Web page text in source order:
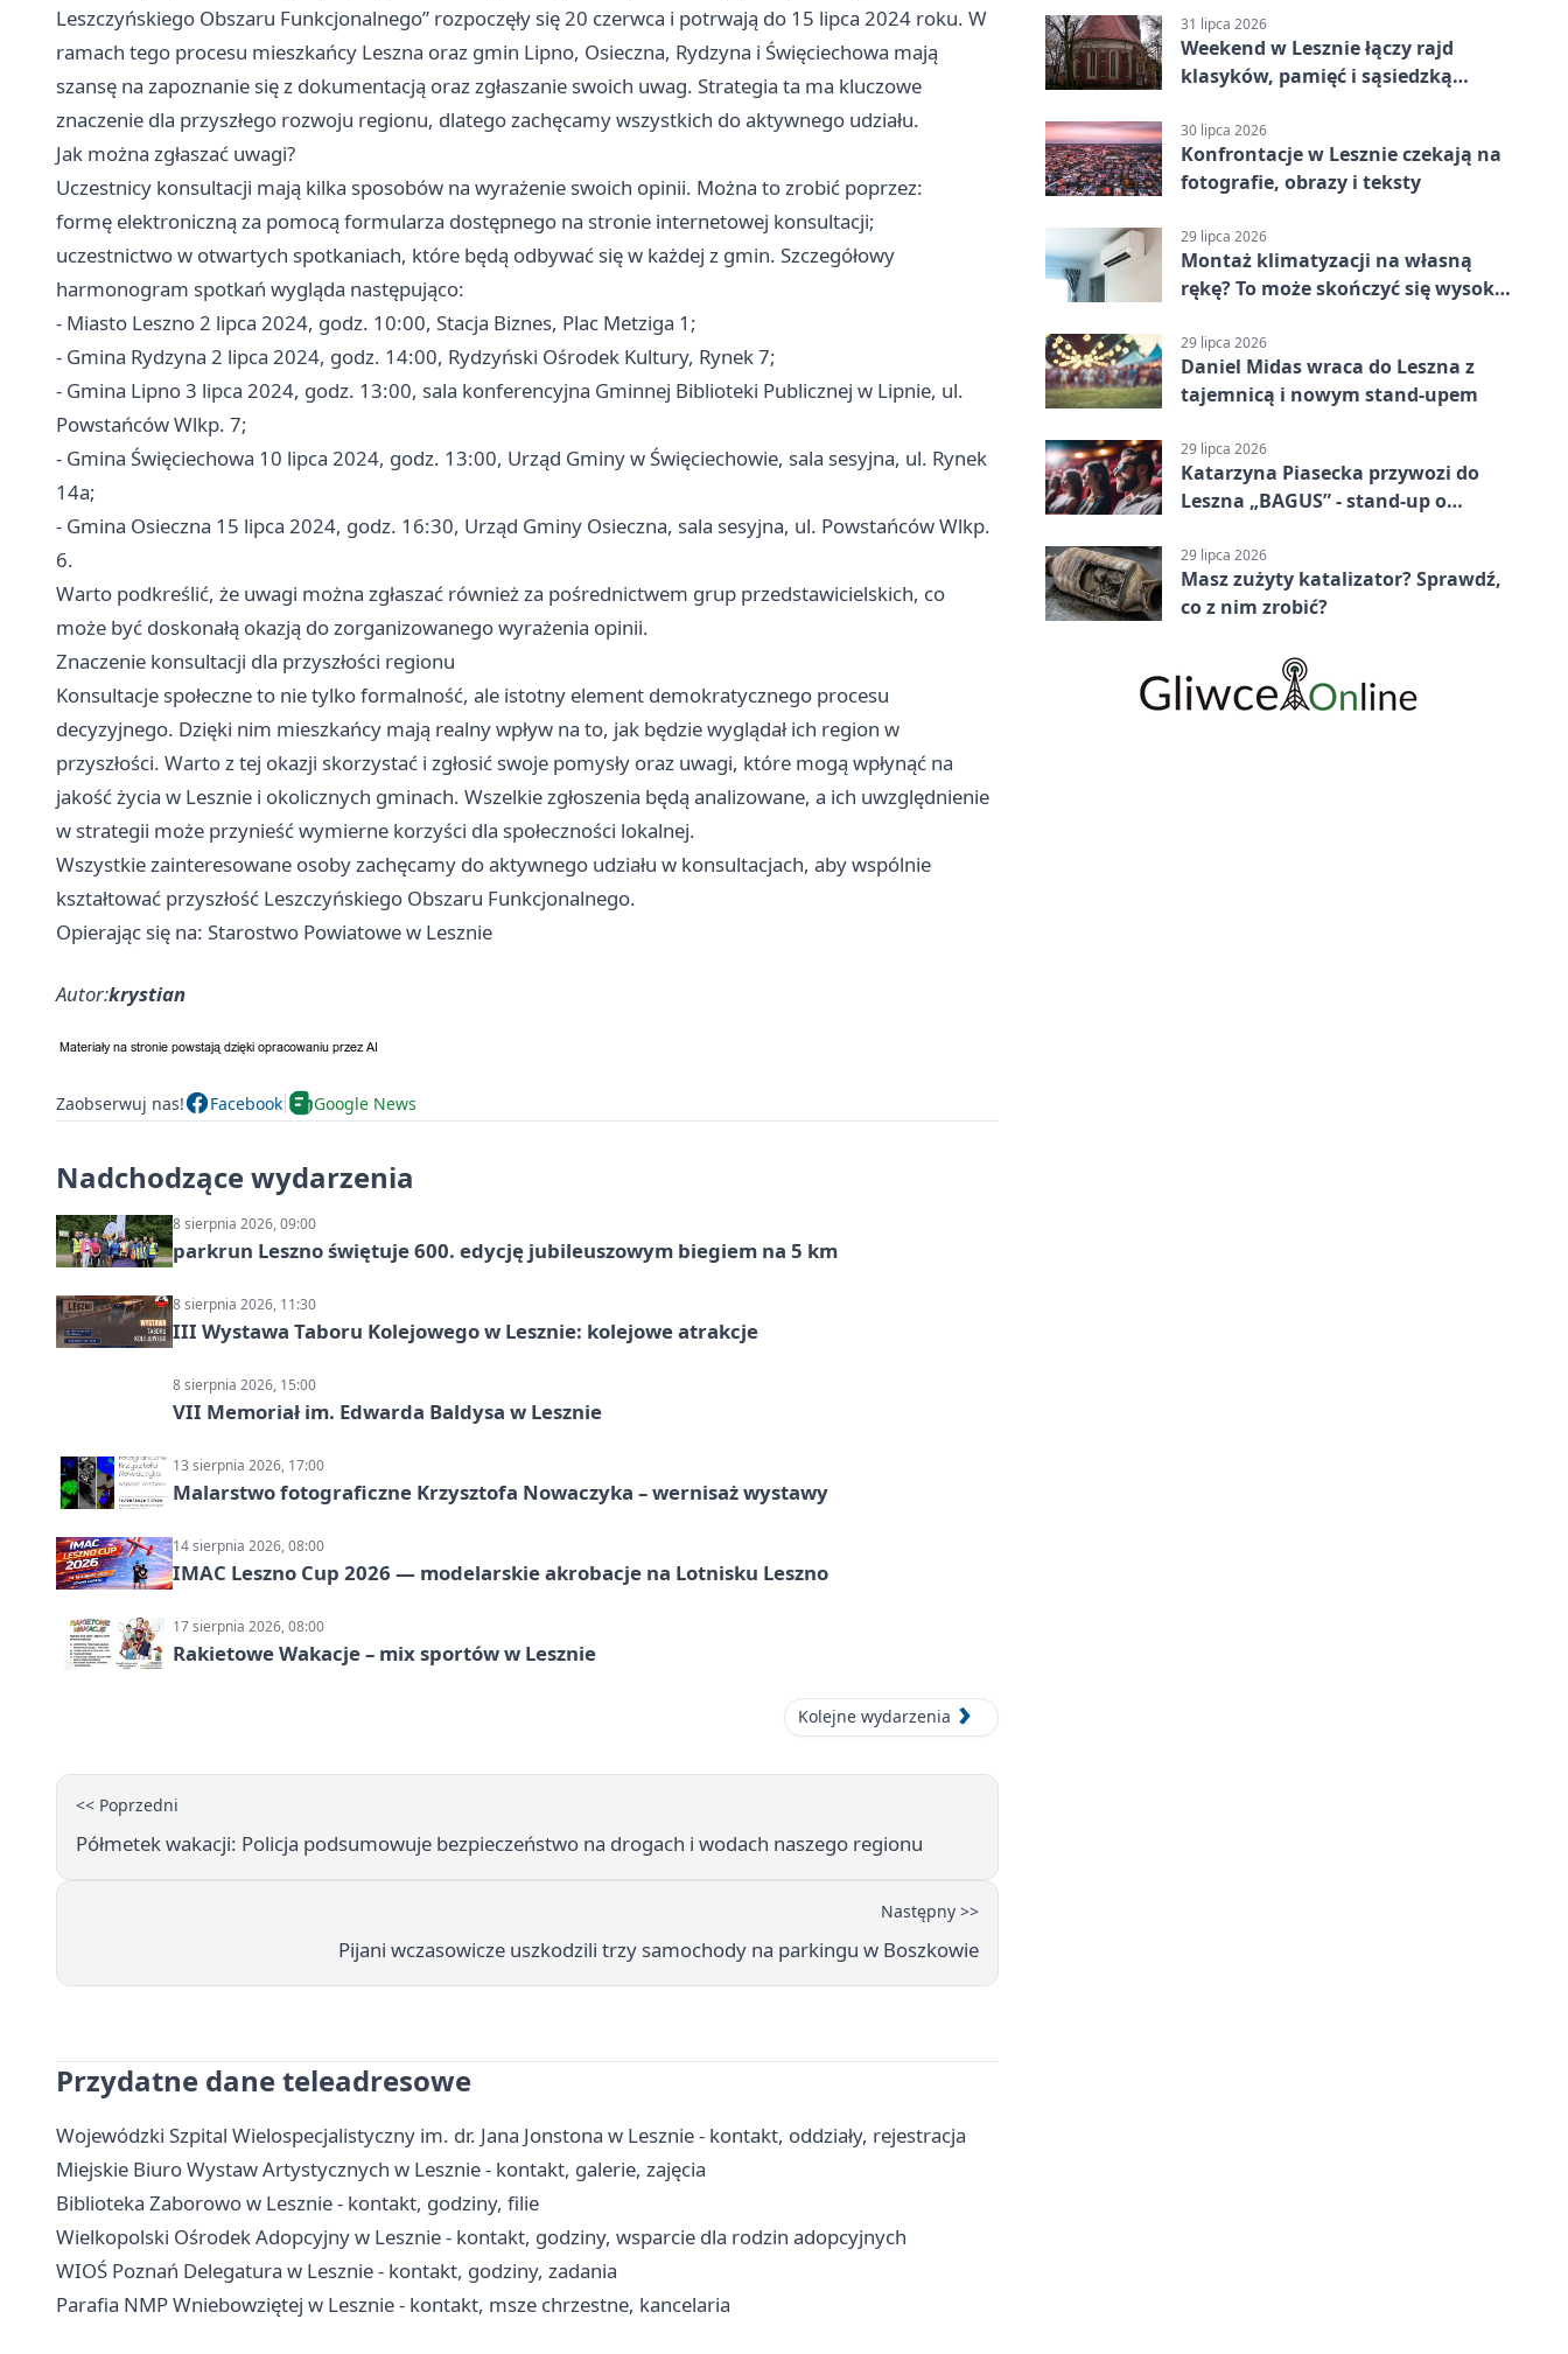
Leszczyńskiego Obszaru Funkcjonalnego” rozpoczęły się 20 czerwca i potrwają do 15 lipca 2024 roku. W
ramach tego procesu mieszkańcy Leszna oraz gmin Lipno, Osieczna, Rydzyna i Święciechowa mają
szansę na zapoznanie się z dokumentacją oraz zgłaszanie swoich uwag. Strategia ta ma kluczowe
znaczenie dla przyszłego rozwoju regionu, dlatego zachęcamy wszystkich do aktywnego udziału.
Jak można zgłaszać uwagi?
Uczestnicy konsultacji mają kilka sposobów na wyrażenie swoich opinii. Można to zrobić poprzez:
formę elektroniczną za pomocą formularza dostępnego na stronie internetowej konsultacji;
uczestnictwo w otwartych spotkaniach, które będą odbywać się w każdej z gmin. Szczegółowy
harmonogram spotkań wygląda następująco:
- Miasto Leszno2 lipca 2024, godz. 10:00, Stacja Biznes, Plac Metziga 1;
- Gmina Rydzyna 2 lipca 2024, godz. 14:00, Rydzyński Ośrodek Kultury, Rynek 7;
- Gmina Lipno 3 lipca 2024, godz. 13:00, sala konferencyjna Gminnej Biblioteki Publicznej w Lipnie, ul.
Powstańców Wlkp. 7;
- Gmina Święciechowa 10 lipca 2024, godz. 13:00, Urząd Gminy w Święciechowie, sala sesyjna, ul. Rynek
14a;
- Gmina Osieczna 15 lipca 2024, godz. 16:30, Urząd Gminy Osieczna, sala sesyjna, ul. Powstańców Wlkp.
6.
Warto podkreślić, że uwagi można zgłaszać również za pośrednictwem grup przedstawicielskich, co
może być doskonałą okazją do zorganizowanego wyrażenia opinii.
Znaczenie konsultacji dla przyszłości regionu
Konsultacje społeczne to nie tylko formalność, ale istotny element demokratycznego procesu
decyzyjnego. Dzięki nim mieszkańcy mają realny wpływ na to, jak będzie wyglądał ich region w
przyszłości. Warto z tej okazji skorzystać i zgłosić swoje pomysły oraz uwagi, które mogą wpłynąć na
jakość życia w Lesznie i okolicznych gminach. Wszelkie zgłoszenia będą analizowane, a ich uwzględnienie
w strategii może przynieść wymierne korzyści dla społeczności lokalnej.
Wszystkie zainteresowane osoby zachęcamy do aktywnego udziału w konsultacjach, aby wspólnie
kształtować przyszłość Leszczyńskiego Obszaru Funkcjonalnego.
Opierając się na: Starostwo Powiatowe w Lesznie
Autor:krystian
Zaobserwuj nas! Facebook Google News
Nadchodzące wydarzenia
8 sierpnia 2026, 09:00
parkrun Leszno świętuje 600. edycję jubileuszowym biegiem na 5 km
8 sierpnia 2026, 11:30
III Wystawa Taboru Kolejowego w Lesznie: kolejowe atrakcje
8 sierpnia 2026, 15:00
VII Memoriał im. Edwarda Baldysa w Lesznie
13 sierpnia 2026, 17:00
Malarstwo fotograficzne Krzysztofa Nowaczyka – wernisaż wystawy
14 sierpnia 2026, 08:00
IMAC Leszno Cup 2026 — modelarskie akrobacje na Lotnisku Leszno
17 sierpnia 2026, 08:00
Rakietowe Wakacje – mix sportów w Lesznie
Kolejne wydarzenia
<< Poprzedni
Półmetek wakacji: Policja podsumowuje bezpieczeństwo na drogach i wodach naszego regionu
Następny >>
Pijani wczasowicze uszkodzili trzy samochody na parkingu w Boszkowie
Przydatne dane teleadresowe
Wojewódzki Szpital Wielospecjalistyczny im. dr. Jana Jonstona w Lesznie - kontakt, oddziały, rejestracja
Miejskie Biuro Wystaw Artystycznych w Lesznie - kontakt, galerie, zajęcia
Biblioteka Zaborowo w Lesznie - kontakt, godziny, filie
Wielkopolski Ośrodek Adopcyjny w Lesznie - kontakt, godziny, wsparcie dla rodzin adopcyjnych
WIOŚ Poznań Delegatura w Lesznie - kontakt, godziny, zadania
Parafia NMP Wniebowziętej w Lesznie - kontakt, msze chrzestne, kancelaria
31 lipca 2026
Weekend w Lesznie łączy rajd
klasyków, pamięć i sąsiedzką
30 lipca 2026
Konfrontacje w Lesznie czekają na
fotografie, obrazy i teksty
29 lipca 2026
Montaż klimatyzacji na własną
rękę? To może skończyć się wysoką
29 lipca 2026
Daniel Midas wraca do Leszna z
tajemnicą i nowym stand-upem
29 lipca 2026
Katarzyna Piasecka przywozi do
Leszna „BAGUS” - stand-up o
29 lipca 2026
Masz zużyty katalizator? Sprawdź,
co z nim zrobić?